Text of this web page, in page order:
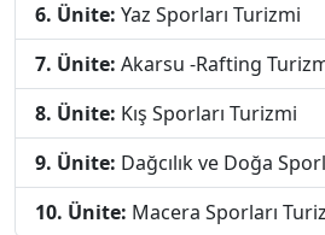
6. Ünite: Yaz Sporları Turizmi
7. Ünite: Akarsu -Rafting
8. Ünite: Kış Sporları Turizmi
9. Ünite: Dağcılık ve Doğa
10. Ünite: Macera Sporları